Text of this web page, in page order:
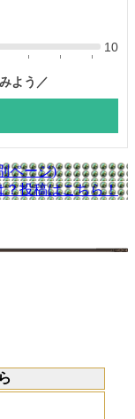
ページ)
？投稿はこちら！